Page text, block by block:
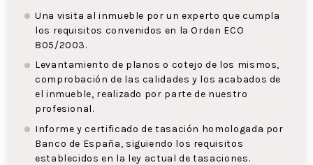
Una visita al inmueble por un experto que cumpla
los requisitos convenidos en la Orden ECO
805/2003.
Levantamiento de planos o cotejo de los mismos,
comprobación de las calidades y los acabados de
el inmueble, realizado por parte de nuestro
profesional.
Informe y certificado de tasación homologada por
Banco de España, siguiendo los requisitos
establecidos en la ley actual de tasaciones.